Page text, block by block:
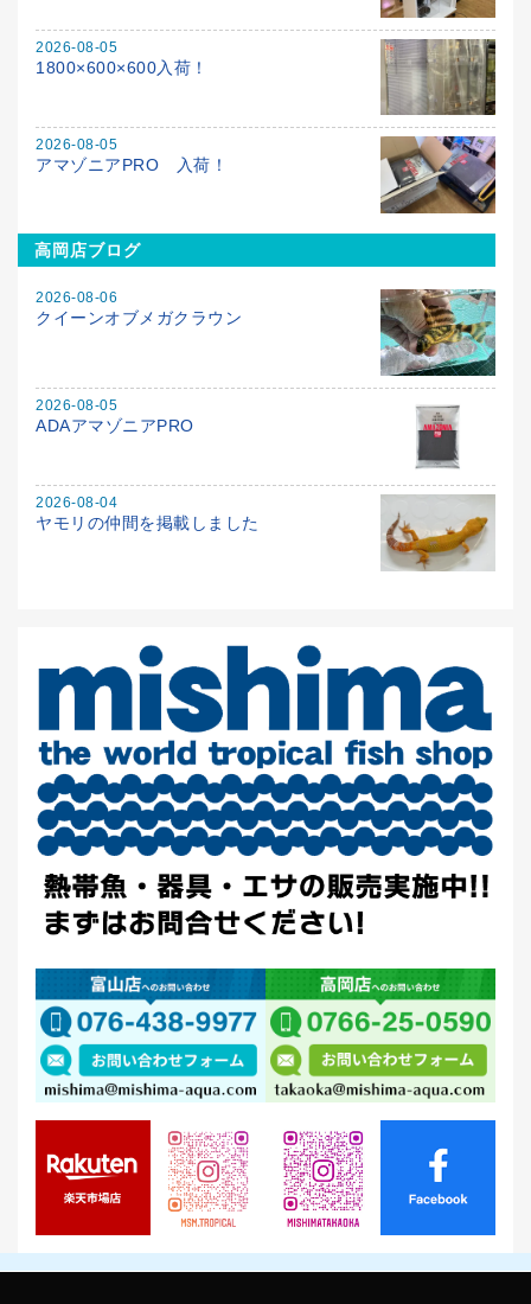
2026-08-05
1800×600×600入荷！
2026-08-05
アマゾニアPRO 入荷！
高岡店ブログ
2026-08-06
クイーンオブメガクラウン
2026-08-05
ADAアマゾニアPRO
2026-08-04
ヤモリの仲間を掲載しました